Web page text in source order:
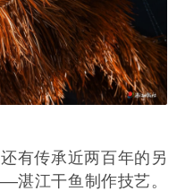
有传承近两百年的另
湛江干鱼制作技艺。